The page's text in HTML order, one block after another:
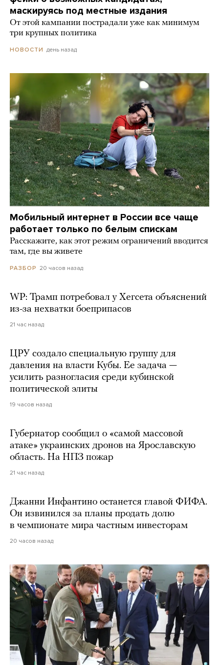
маскируясь под местные издания
От этой кампании пострадали уже как минимум
три крупных политика
НОВОСТИ день назад
Мобильный интернет в России все чаще
работает только по белым спискам
Расскажите, как этот режим ограничений вводится
там, где вы живете
РАЗБОР 20 часов назад
WP: Трамп потребовал у Хегсета объяснений
из-за нехватки боеприпасов
21 час назад
ЦРУ создало специальную группу для
давления на власти Кубы. Ее задача —
усилить разногласия среди кубинской
политической элиты
19 часов назад
Губернатор сообщил о «самой массовой
атаке» украинских дронов на Ярославскую
область. На НПЗ пожар
21 час назад
Джанни Инфантино останется главой ФИФА.
Он извинился за планы продать долю
в чемпионате мира частным инвесторам
20 часов назад